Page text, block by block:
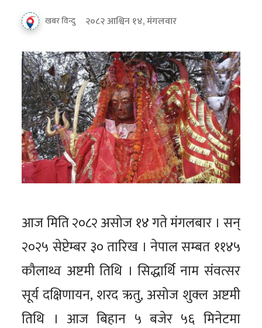
खबर विन्दु २०८२ आश्विन १४, मंगलवार
आज मिति २०८२ असोज १४ गते मंगलबार । सन्
२०२५ सेप्टेम्बर ३० तारिख । नेपाल सम्बत ११४५
कौलाथ्व अष्टमी तिथि । सिद्धार्थि नाम संवत्सर
सूर्य दक्षिणायन, शरद ऋतु, असोज शुक्ल अष्टमी
तिथि । आज बिहान ५ बजेर ५६ मिनेटमा